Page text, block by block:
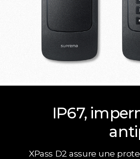
IP67,
XPass D2 assure une